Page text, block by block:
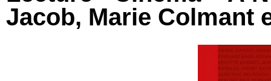
Jacob, Marie Colmant